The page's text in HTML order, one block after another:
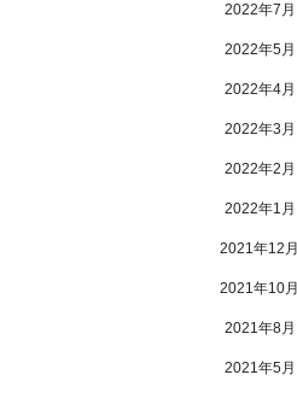
2022年7月
2022年5月
2022年4月
2022年3月
2022年2月
2022年1月
2021年12月
2021年10月
2021年8月
2021年5月